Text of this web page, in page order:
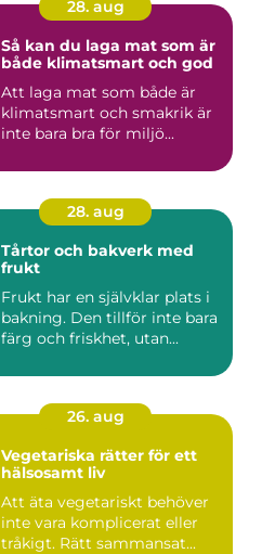
28. aug
Så kan du laga mat som är
både klimatsmart och god
Att laga mat som både är
klimatsmart och smakrik är
inte bara bra för miljö...
28. aug
Tårtor och bakverk med
frukt
Frukt har en självklar plats i
bakning. Den tillför inte bara
färg och friskhet, utan...
26. aug
Vegetariska rätter för ett
hälsosamt liv
Att äta vegetariskt behöver
inte vara komplicerat eller
tråkigt. Rätt sammansat...